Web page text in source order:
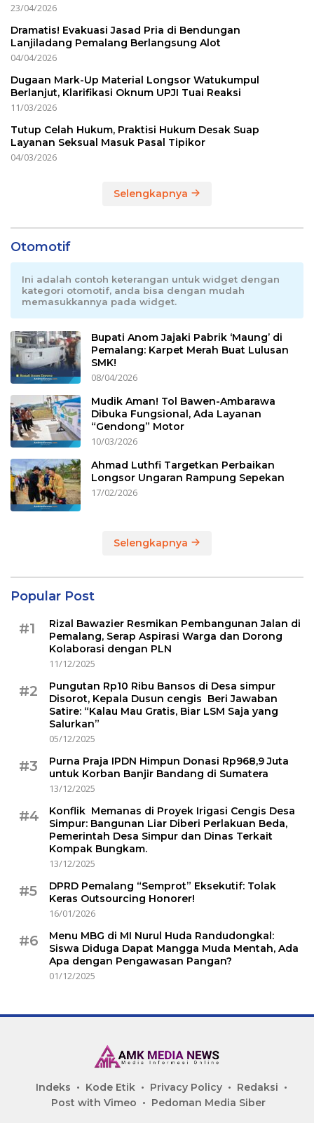
23/04/2026
Dramatis! Evakuasi Jasad Pria di Bendungan
Lanjiladang Pemalang Berlangsung Alot
04/04/2026
Dugaan Mark-Up Material Longsor Watukumpul
Berlanjut, Klarifikasi Oknum UPJI Tuai Reaksi
11/03/2026
Tutup Celah Hukum, Praktisi Hukum Desak Suap
Layanan Seksual Masuk Pasal Tipikor
04/03/2026
Selengkapnya
Otomotif
Ini adalah contoh keterangan untuk widget dengan
kategori otomotif, anda bisa dengan mudah
memasukkannya pada widget.
Bupati Anom Jajaki Pabrik ‘Maung’ di
Pemalang: Karpet Merah Buat Lulusan
SMK!
08/04/2026
Mudik Aman! Tol Bawen-Ambarawa
Dibuka Fungsional, Ada Layanan
“Gendong” Motor
10/03/2026
Ahmad Luthfi Targetkan Perbaikan
Longsor Ungaran Rampung Sepekan
17/02/2026
Selengkapnya
Popular Post
#1
Rizal Bawazier Resmikan Pembangunan Jalan di
Pemalang, Serap Aspirasi Warga dan Dorong
Kolaborasi dengan PLN
11/12/2025
#2
Pungutan Rp10 Ribu Bansos di Desa simpur
Disorot, Kepala Dusun cengis Beri Jawaban
Satire: “Kalau Mau Gratis, Biar LSM Saja yang
Salurkan”
05/12/2025
#3
Purna Praja IPDN Himpun Donasi Rp968,9 Juta
untuk Korban Banjir Bandang di Sumatera
13/12/2025
#4
Konflik Memanas di Proyek Irigasi Cengis Desa
Simpur: Bangunan Liar Diberi Perlakuan Beda,
Pemerintah Desa Simpur dan Dinas Terkait
Kompak Bungkam.
13/12/2025
#5
DPRD Pemalang “Semprot” Eksekutif: Tolak
Keras Outsourcing Honorer!
16/01/2026
#6
Menu MBG di MI Nurul Huda Randudongkal:
Siswa Diduga Dapat Mangga Muda Mentah, Ada
Apa dengan Pengawasan Pangan?
01/12/2025
Indeks Kode Etik Privacy Policy
Redaksi
Post with Vimeo
Pedoman Media Siber